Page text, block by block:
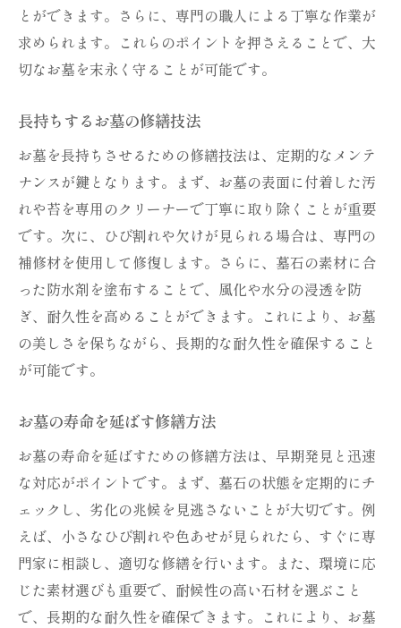
とができます。さらに、専門の職人による丁寧な作業が
求められます。これらのポイントを押さえることで、大
切なお墓を末永く守ることが可能です。
長持ちするお墓の修繕技法
お墓を長持ちさせるための修繕技法は、定期的なメンテ
ナンスが鍵となります。まず、お墓の表面に付着した汚
れや苔を専用のクリーナーで丁寧に取り除くことが重要
です。次に、ひび割れや欠けが見られる場合は、専門の
補修材を使用して修復します。さらに、墓石の素材に合
った防水剤を塗布することで、風化や水分の浸透を防
ぎ、耐久性を高めることができます。これにより、お墓
の美しさを保ちながら、長期的な耐久性を確保すること
が可能です。
お墓の寿命を延ばす修繕方法
お墓の寿命を延ばすための修繕方法は、早期発見と迅速
な対応がポイントです。まず、墓石の状態を定期的にチ
ェックし、劣化の兆候を見逃さないことが大切です。例
えば、小さなひび割れや色あせが見られたら、すぐに専
門家に相談し、適切な修繕を行います。また、環境に応
じた素材選びも重要で、耐候性の高い石材を選ぶこと
で、長期的な耐久性を確保できます。これにより、お墓